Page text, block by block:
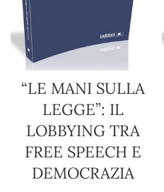
“LE MANI SULLA
LEGGE”: IL
LOBBYING TRA
FREE SPEECH E
DEMOCRAZIA